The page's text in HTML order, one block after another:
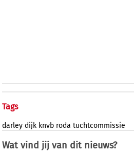
Tags
darley dijk knvb roda tuchtcommissie
Wat vind jij van dit nieuws?